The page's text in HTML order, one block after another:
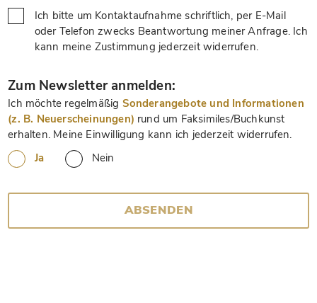
Ich bitte um Kontaktaufnahme schriftlich, per E-Mail
oder Telefon zwecks Beantwortung meiner Anfrage. Ich
kann meine Zustimmung jederzeit widerrufen.
Zum Newsletter anmelden:
Ich möchte regelmäßig Sonderangebote und Informationen
(z. B. Neuerscheinungen) rund um Faksimiles/Buchkunst
erhalten. Meine Einwilligung kann ich jederzeit widerrufen.
Ja
Nein
ABSENDEN